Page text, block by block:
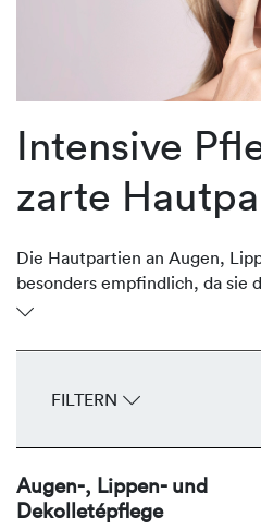
Intensive
zarte
Die Hautpartien an Augen,
besonders empfindlich, da sie
Gesichtshaut. Oftmals sind sie
entwickeln frühzeitig Fältchen
durchfeuchten, glätten und
FILTERN
Augen-, Lippen- und
Dekolletépflege